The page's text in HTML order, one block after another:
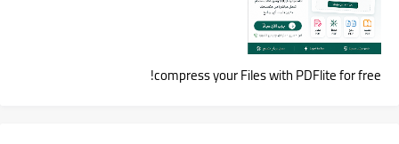
compress your Files with PDFlite for free!